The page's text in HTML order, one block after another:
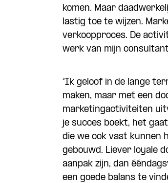
komen. Maar
lastig toe te wijzen.
verkoopproces. De
werk van mijn
“Ik geloof in de lange
maken, maar met een
marketingactiviteiten
je succes boekt, het
die we ook vast kunnen
gebouwd. Liever loyale
aanpak zijn, dan
een goede balans te